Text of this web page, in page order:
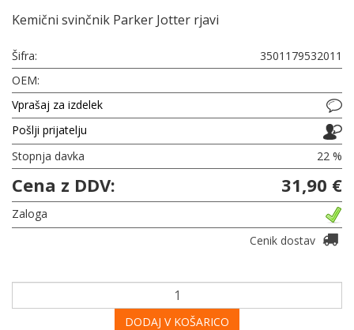
Kemični svinčnik Parker Jotter rjavi
Šifra:
3501179532011
OEM:
Vprašaj za izdelek
Pošlji prijatelju
Stopnja davka
22 %
Cena z DDV: 31,90 €
Zaloga
Cenik dostav
DODAJ V KOŠARICO